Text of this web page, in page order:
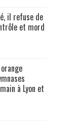
il refuse de
et mord
à Lyon et